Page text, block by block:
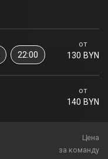
от
130 BYN
22:00
от
140 BYN
Цена
за команду